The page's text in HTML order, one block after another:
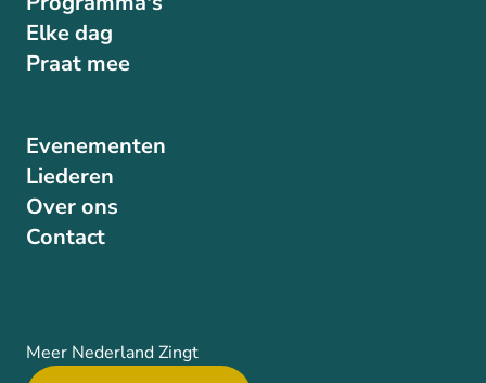
Elke dag
Praat mee
Evenementen
Liederen
Over ons
Contact
Meer Nederland Zingt